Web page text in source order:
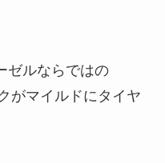
ゼルならではの
がマイルドにタイヤ